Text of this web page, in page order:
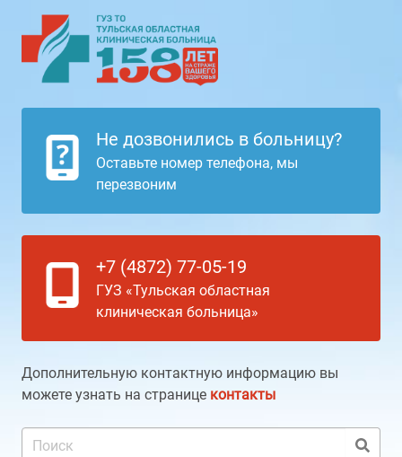
Не дозвонились в больницу?
Оставьте номер телефона, мы
перезвоним
+7 (4872) 77-05-19
ГУЗ «Тульская областная
клиническая больница»
Дополнительную контактную информацию вы
можете узнать на странице контакты